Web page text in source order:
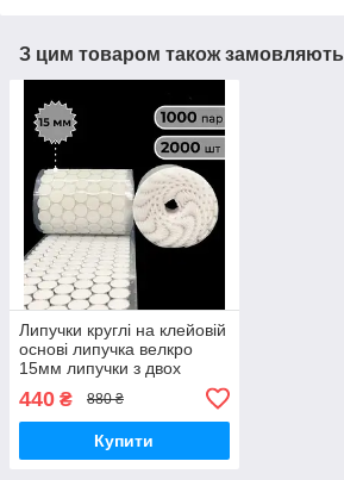
З цим товаром також замовляють
Липучки круглі на клейовій
основі липучка велкро
15мм липучки з двох
440 ₴ 880 ₴
Купити